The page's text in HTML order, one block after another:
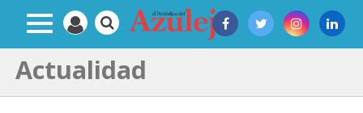
Actualidad